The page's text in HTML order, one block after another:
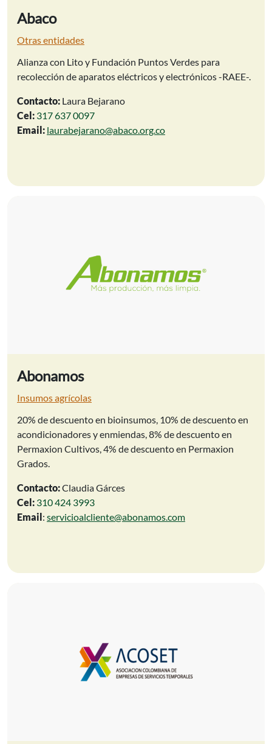
Abaco
Otras entidades
Alianza con Lito y Fundación Puntos Verdes para
recolección de aparatos eléctricos y electrónicos -RAEE-.
Contacto: Laura Bejarano
Cel: 317 637 0097
Email: laurabejarano@abaco.org.co
Abonamos
Insumos agrícolas
20% de descuento en bioinsumos, 10% de descuento en
acondicionadores y enmiendas, 8% de descuento en
Permaxion Cultivos, 4% de descuento en Permaxion
Grados.
Contacto:Claudia Gárces
Cel: 310 424 3993
Email: servicioalcliente@abonamos.com